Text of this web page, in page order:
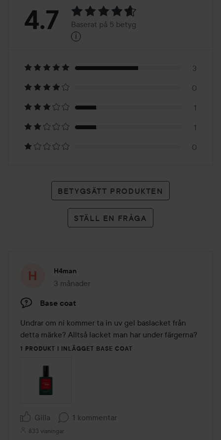
Betyg:
Baserat
på
5
betyg
4.7 Baserat på 5 betyg
i
3
0
1
1
0
BETYGSÄTT PRODUKTEN
STÄLL EN FRÅGA
H4man
3 månader
Inlägget skapades 3 månader
Base coat
Undrar om ni kommer ta in uv gel baslacket från
detta märke? Alltså lacket man har under färgerna?
1 PRODUKT I INLÄGGET BASE COAT
Gilla 1 kommentar
833 visningar